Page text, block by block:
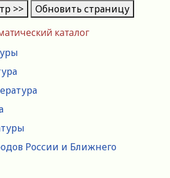
каталог
России и Ближнего
Сбросить фильтр >> Обновить страницу